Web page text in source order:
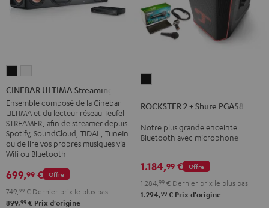
ULTIMA
Streaming
Noir
ULTIMA
Streaming
Blanc
CINEBAR ULTIMA Streaming
Ensemble composé de la Cinebar
ULTIMA et du lecteur réseau Teufel
STREAMER, afin de streamer depuis
Spotify, SoundCloud, TIDAL, TuneIn
ou de lire vos propres musiques via
Wifi ou Bluetooth
Offre
699,99 €
749, 99 € Dernier prix le plus bas
899,99 € Prix d'origine
+
Shure
PGA58
ROCKSTER 2 + Shure PGA58
Notre plus grande enceinte
Bluetooth avec microphone
Offre
1.184,99 €
1.284, 99 € Dernier prix le plus bas
1.294,99 € Prix d'origine